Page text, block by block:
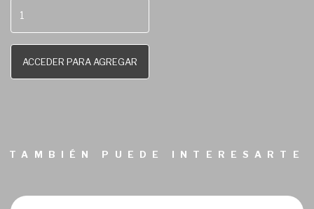
ACCEDER PARA AGREGAR
TAMBIÉN PUEDE INTERESARTE